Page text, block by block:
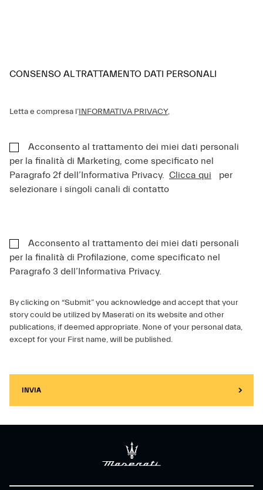
CONSENSO AL TRATTAMENTO DATI PERSONALI
Letta e compresa l’INFORMATIVA PRIVACY,
Acconsento al trattamento dei miei dati personali
per la finalità di Marketing, come specificato nel
Paragrafo 2f dell’Informativa Privacy. Clicca qui
per
selezionare i singoli canali di contatto
Acconsento al trattamento dei miei dati personali
per la finalità di Profilazione, come specificato nel
Paragrafo 3 dell’Informativa Privacy.
By clicking on “Submit” you acknowledge and accept that your
story could be utilized by Maserati on its website and other
publications, if deemed appropriate. None of your personal data,
except for your First name, will be published.
INVIA